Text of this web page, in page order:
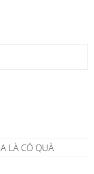
LÀ CÓ QUÀ